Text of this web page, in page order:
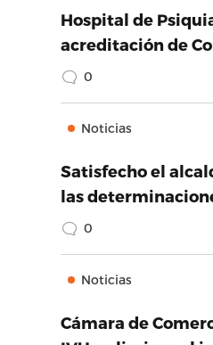
Hospital de
acreditación de
0
Noticias
Satisfecho el
las
0
Noticias
Cámara de